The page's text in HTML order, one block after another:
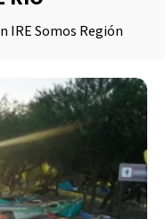
IRE Somos Región